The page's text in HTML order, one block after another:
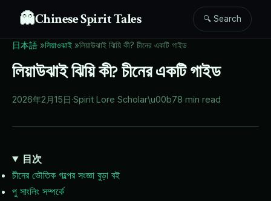
👻Chinese Spirit Tales 🔍 Search
日本語 »লিয়াওঝাই »লিয়াউঝাই ঝিয়ি কী? চীনের একটি গাইড
লিয়াউঝাই ঝিয়ি কী? চীনের একটি গাইড
2026年2月15日·Spirit Lore Scholar\u00b78 min read
目次
চীনের ভৌতিক গল্পের সংজ্ঞা বুড়া বই
পু সাংলিং সম্পর্কে